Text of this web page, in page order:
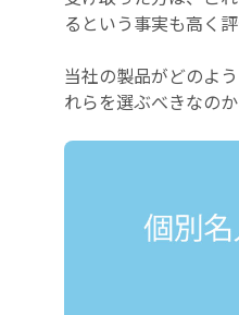
るという事実も高く
当社の製品がどのよ
れらを選ぶべきなの